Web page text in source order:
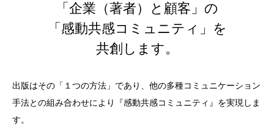
「企業（著者）と顧客」の
「感動共感コミュニティ」を
共創します。
出版はその「１つの方法」であり、他の多種コミュニケーション
手法との組み合わせにより『感動共感コミュニティ』を実現しま
す。